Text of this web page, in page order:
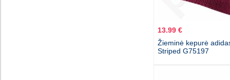
13.99 €
Žieminė kepurė
Striped G75197